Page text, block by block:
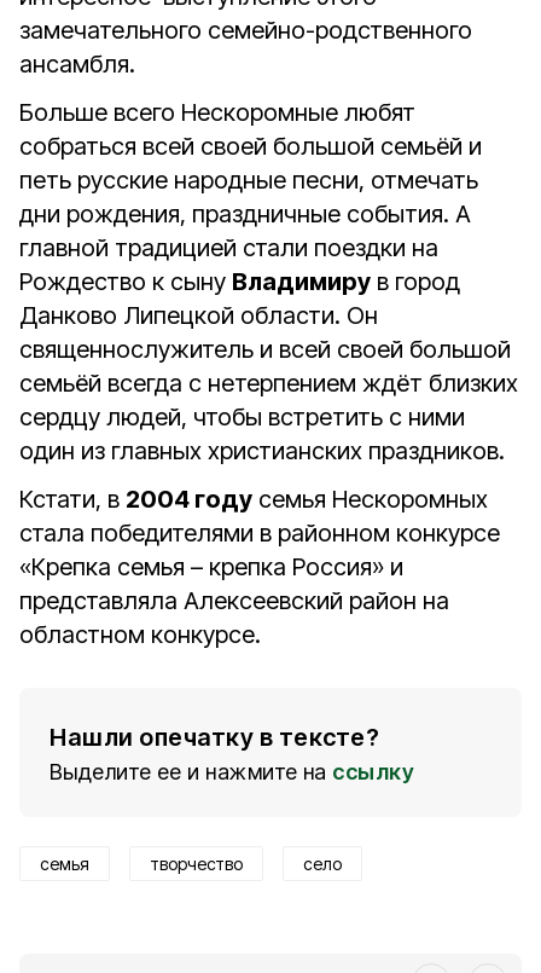
замечательного семейно-родственного
ансамбля.
Больше всего Нескоромные любят
собраться всей своей большой семьёй и
петь русские народные песни, отмечать
дни рождения, праздничные события. А
главной традицией стали поездки на
Рождество к сыну Владимиру в город
Данково Липецкой области. Он
священнослужитель и всей своей большой
семьёй всегда с нетерпением ждёт близких
сердцу людей, чтобы встретить с ними
один из главных христианских праздников.
Кстати, в 2004 году семья Нескоромных
стала победителями в районном конкурсе
«Крепка семья – крепка Россия» и
представляла Алексеевский район на
областном конкурсе.
Нашли опечатку в тексте?
Выделите ее и нажмите на ссылку
семья творчество село